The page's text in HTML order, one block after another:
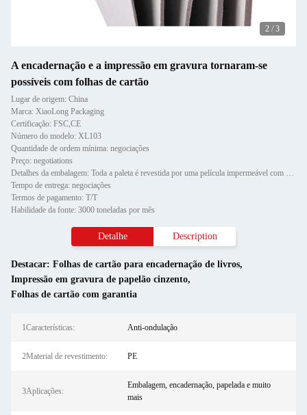
2 / 3
A encadernação e a impressão em gravura tornaram-se
possíveis com folhas de cartão
Lugar de origem: China
Marca: XiaoLong Packaging
Certificação: FSC,CE
Número do modelo: XL103
Quantidade de ordem mínima: negociações
Preço: negotiations
Detalhes da embalagem: Toda a paleta é revestida por uma película impermeável com protetor de canto de papel e fixada por d
Tempo de entrega: negociações
Termos de pagamento: T/T
Habilidade da fonte: 3000 toneladas por mês
Detalhe Description
Destacar: Folhas de cartão para encadernação de livros,
Impressão em gravura de papelão cinzento,
Folhas de cartão com garantia
1Características: Anti-ondulação
2Material de revestimento: PE
3Aplicações:
Embalagem, encadernação, papelada e muito
mais